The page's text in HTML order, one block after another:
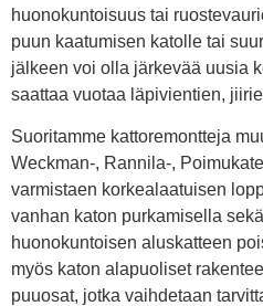
huonokuntoisuus tai
puun kaatumisen katolle tai
jälkeen voi olla järkevää uusia
saattaa vuotaa läpivientien,
Suoritamme kattoremontteja
Weckman-, Rannila-,
varmistaen korkealaatuisen
vanhan katon purkamisella
huonokuntoisen aluskatteen
myös katon alapuoliset
puuosat, jotka vaihdetaan